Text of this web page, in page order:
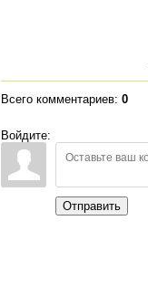
Всего комментариев: 0
Войдите:
Отправить